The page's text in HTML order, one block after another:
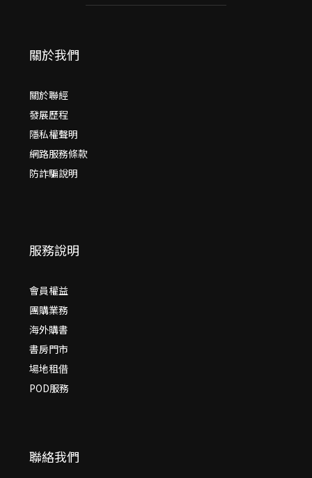
關於我們
關於聯經
發展歷程
隱私權聲明
網路服務條款
防詐騙說明
服務說明
會員權益
團購業務
海外購書
書房門市
場地租借
POD服務
聯絡我們